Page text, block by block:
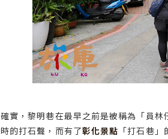
確實，黎明巷在最早之前是被稱為「員
時的打石聲，而有了彰化景點 「打石巷